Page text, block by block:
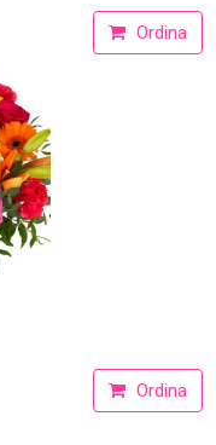
Ordina
Ordina